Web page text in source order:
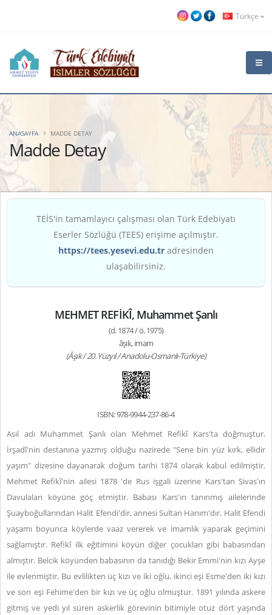
Türkçe
Madde Detay
ANASAYFA MADDE DETAY
TEİS'in tamamlayıcı çalışması olan Türk Edebiyatı
Eserler Sözlüğü (TEES) erişime açılmıştır.
https://tees.yesevi.edu.tr adresinden
ulaşabilirsiniz.
MEHMET REFİKÎ, Muhammet Şanlı
(d. 1874 / ö. 1975)
âşık, imam
(Âşık / 20. Yüzyıl / Anadolu-Osmanlı-Türkiye)
ISBN: 978-9944-237-86-4
Asıl adı Muhammet Şanlı olan Mehmet Refikî Kars'ta doğmuştur.
İrşadî'nin destanına yazmış olduğu nazirede "Sene bin yüz kırk, ellidir
yaşım" dizesine dayanarak doğum tarihi 1874 olarak kabul edilmiştir.
Mehmet Refikî'nin ailesi 1878 'de Rus işgali üzerine Kars'tan Sivas'ın
Davulalan köyüne göç etmiştir. Babası Kars'ın tanınmış ailelerinde
Şuayboğullarından Halit Efendi'dir, annesi Sultan Hanım'dır. Halit Efendi
yaşamı boyunca köylerde vaaz vererek ve imamlık yaparak geçimini
sağlamıştır. Refikî ilk eğitimini köyün diğer çocukları gibi babasından
almıştır. Belcik köyünden babasının da tanıdığı Bekir Emmi'nin kızı Ayşe
ile evlenmiştir. Bu evlilikten üç kızı ve iki oğlu, ikinci eşi Esme'den iki kızı
ve son eşi Fehime'den bir kızı ve üç oğlu olmuştur. 1891 yılında askere
gitmiş ve yedi yıl süren askerlik görevinin bitimiyle otuz dört yaşında